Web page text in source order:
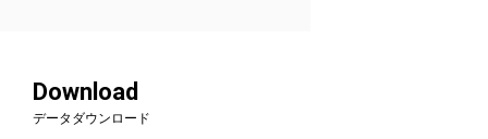
Download
データダウンロード